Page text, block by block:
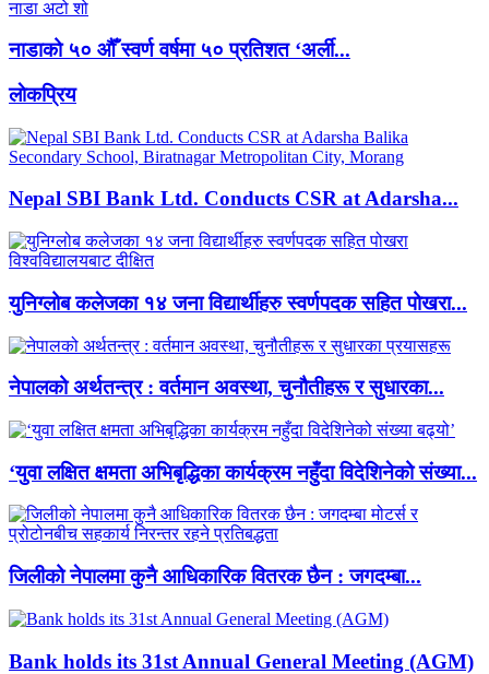
नाडाको ५० औँ स्वर्ण वर्षमा ५० प्रतिशत ‘अर्ली...
लाेकप्रिय
Nepal SBI Bank Ltd. Conducts CSR at Adarsha...
युनिग्लोब कलेजका १४ जना विद्यार्थीहरु स्वर्णपदक सहित पोखरा...
नेपालको अर्थतन्त्र : वर्तमान अवस्था, चुनौतीहरू र सुधारका...
‘युवा लक्षित क्षमता अभिबृद्धिका कार्यक्रम नहुँदा विदेशिनेको संख्या...
जिलीको नेपालमा कुनै आधिकारिक वितरक छैन : जगदम्बा...
Bank holds its 31st Annual General Meeting (AGM)